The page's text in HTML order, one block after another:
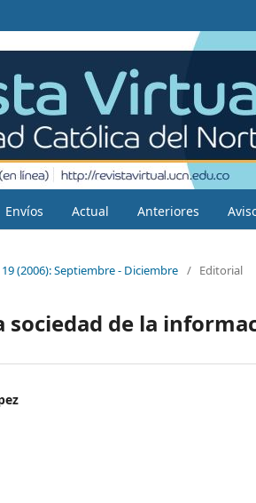
Envíos Actual Anteriores
(2006): Septiembre - Diciembre / Editorial
sociedad de la